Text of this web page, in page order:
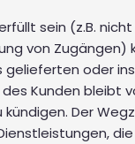
sein (z.B.
von
oder
Kunden
Der